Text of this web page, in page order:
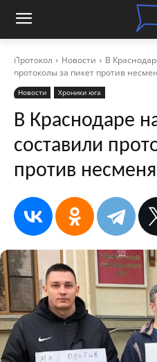
Протокол Новости
В
протоколы за пикет против
Новости Хроники юга
В Краснодаре
составили
против